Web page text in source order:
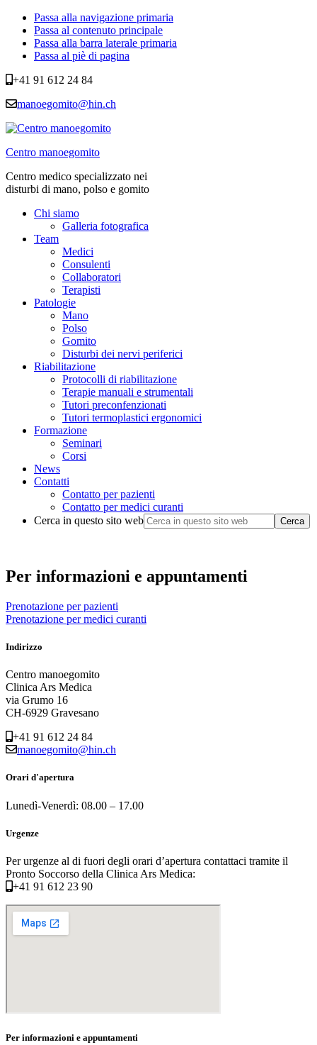
Passa alla navigazione primaria
Passa al contenuto principale
Passa alla barra laterale primaria
Passa al piè di pagina
+41 91 612 24 84
manoegomito@hin.ch
Centro manoegomito
Centro medico specializzato nei
disturbi di mano, polso e gomito
Chi siamo
Galleria fotografica
Team
Medici
Consulenti
Collaboratori
Terapisti
Patologie
Mano
Polso
Gomito
Disturbi dei nervi periferici
Riabilitazione
Protocolli di riabilitazione
Terapie manuali e strumentali
Tutori preconfenzionati
Tutori termoplastici ergonomici
Formazione
Seminari
Corsi
News
Contatti
Contatto per pazienti
Contatto per medici curanti
Cerca in questo sito web
Per informazioni e appuntamenti
Prenotazione per pazienti
Prenotazione per medici curanti
Indirizzo
Centro manoegomito
Clinica Ars Medica
via Grumo 16
CH-6929 Gravesano
+41 91 612 24 84
manoegomito@hin.ch
Orari d'apertura
Lunedì-Venerdì: 08.00 – 17.00
Urgenze
Per urgenze al di fuori degli orari d’apertura contattaci tramite il
Pronto Soccorso della Clinica Ars Medica:
+41 91 612 23 90
Per informazioni e appuntamenti